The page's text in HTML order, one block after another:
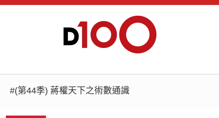
#(第44季) 蔣權天下之術數通識